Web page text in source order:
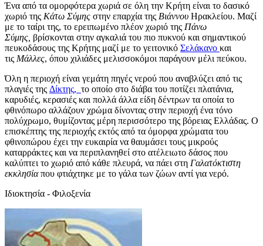
Ένα από τα ομορφότερα χωριά σε όλη την Κρήτη είναι το δασικό
χωριό της Κάτω Σύμης στην επαρχία της Βιάννου Ηρακλείου. Μαζί
με το ταίρι της, το ερειπωμένο πλέον χωριό της Πάνω
Σύμης, βρίσκονται στην αγκαλιά του πιο πυκνού και σημαντικού
πευκοδάσους της Κρήτης μαζί με το γειτονικό Σελάκανο και
τις Μάλλες, όπου χιλιάδες μελισσοκόμοι παράγουν μέλι πεύκου.
Όλη η περιοχή είναι γεμάτη πηγές νερού που αναβλύζει από τις
πλαγιές της Δίκτης, το οποίο στο διάβα του ποτίζει πλατάνια,
καρυδιές, κερασιές και πολλά άλλα είδη δέντρων τα οποία το
φθινόπωρο αλλάζουν χρώμα δίνοντας στην περιοχή ένα τόνο
πολύχρωμο, θυμίζοντας μέρη περισσότερο της βόρειας Ελλάδας. Ο
επισκέπτης της περιοχής εκτός από τα όμορφα χρώματα του
φθινοπώρου έχει την ευκαιρία να θαυμάσει τους μικρούς
καταρράκτες και να περιπλανηθεί στο ατέλειωτο δάσος που
καλύπτει το χωριό από κάθε πλευρά, να πάει στη Γαλατόκτιστη
εκκλησίαπου φτιάχτηκε με το γάλα των ζώων αντί για νερό.
Ιδιοκτησία - Φιλοξενία